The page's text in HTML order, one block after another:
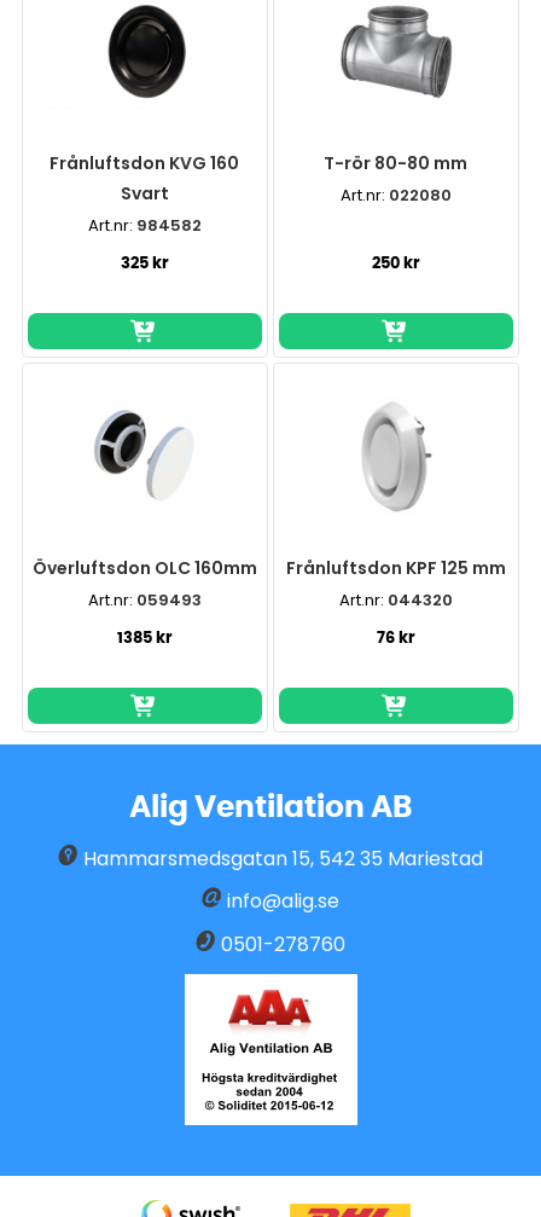
Frånluftsdon KVG 160
Svart
Art.nr: 984582
325 kr
T-rör 80-80 mm
Art.nr: 022080
250 kr
Överluftsdon OLC 160mm
Art.nr: 059493
1385 kr
Frånluftsdon KPF 125 mm
Art.nr: 044320
76 kr
Alig Ventilation AB
Hammarsmedsgatan 15, 542 35 Mariestad
info@alig.se
0501-278760